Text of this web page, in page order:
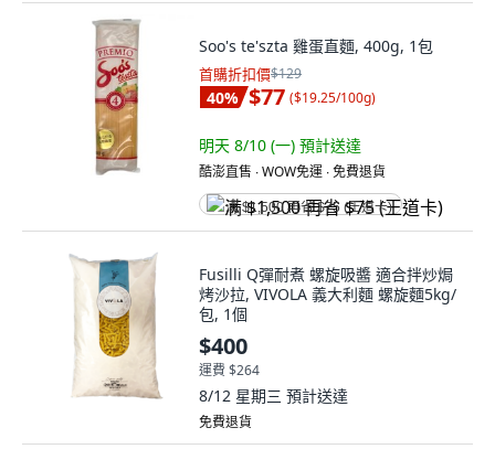
Soo's te'szta 雞蛋直麵, 400g, 1包
首購折扣價$129
40% $77 ($19.25/100g)
明天 8/10 (一) 預計送達
酷澎直售 ∙ WOW免運 ∙ 免費退貨
满 $1,500 再省 $75 (王道卡)
Fusilli Q彈耐煮 螺旋吸醬 適合拌炒焗
烤沙拉, VIVOLA 義大利麵 螺旋麵5kg/
包, 1個
$400
運費 $264
8/12 星期三 預計送達
免費退貨